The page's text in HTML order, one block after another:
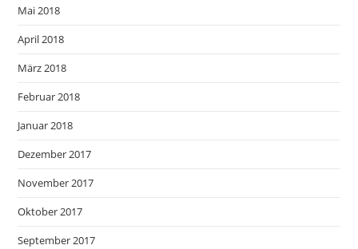
Mai 2018
April 2018
März 2018
Februar 2018
Januar 2018
Dezember 2017
November 2017
Oktober 2017
September 2017